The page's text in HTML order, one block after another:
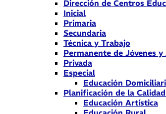
Dirección de Centros
Inicial
Primaria
Secundaria
Técnica y Trabajo
Permanente de Jóvenes
Privada
Especial
Educación
Planificación de la
Educación Artística